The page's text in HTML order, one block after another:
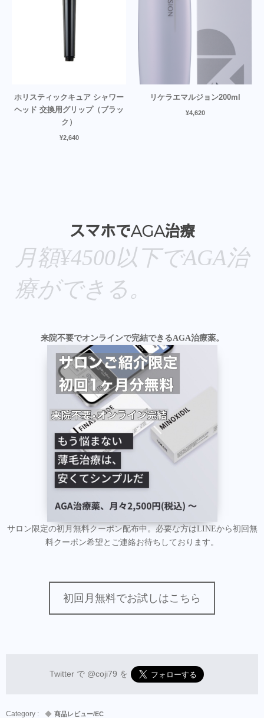
ホリスティックキュア シャワー
ヘッド 交換用グリップ（ブラッ
ク）
¥2,640
リケラエマルジョン200ml
¥4,620
スマホでAGA治療
月額¥4500以下でAGA治
療ができる。
来院不要でオンラインで完結できるAGA治療薬。
サロン限定の初月無料クーポン配布中。必要な方はLINEから初回無
料クーポン希望とご連絡お待ちしております。
初回月無料でお試しはこちら
Twitter で @coji79 を
商品レビュー/EC